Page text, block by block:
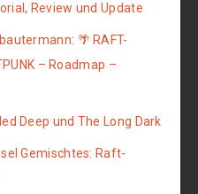
Review und Update
🌴 RAFT-
– Roadmap –
Deep und The Long Dark
Gemischtes: Raft-